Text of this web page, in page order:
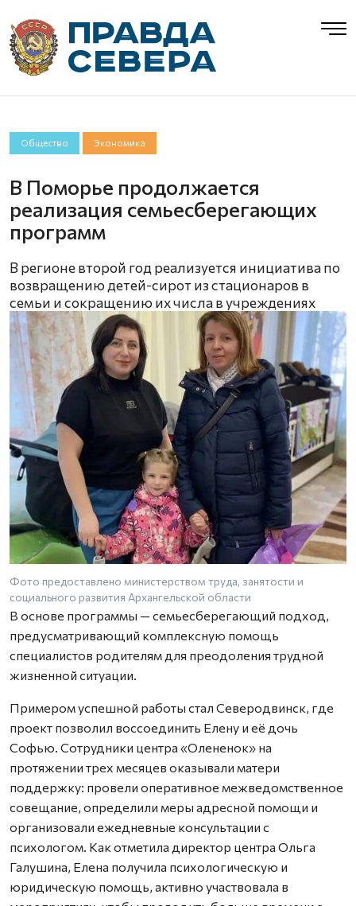
Общество Экономика
В Поморье продолжается
реализация семьесберегающих
программ
В регионе второй год реализуется инициатива по
возвращению детей-сирот из стационаров в
семьи и сокращению их числа в учреждениях
Фото предоставлено министерством труда, занятости и
социального развития Архангельской области
В основе программы — семьесберегающий подход,
предусматривающий комплексную помощь
специалистов родителям для преодоления трудной
жизненной ситуации.
Примером успешной работы стал Северодвинск, где
проект позволил воссоединить Елену и её дочь
Софью. Сотрудники центра «Олененок» на
протяжении трех месяцев оказывали матери
поддержку: провели оперативное межведомственное
совещание, определили меры адресной помощи и
организовали ежедневные консультации с
психологом. Как отметила директор центра Ольга
Галушина, Елена получила психологическую и
юридическую помощь, активно участвовала в